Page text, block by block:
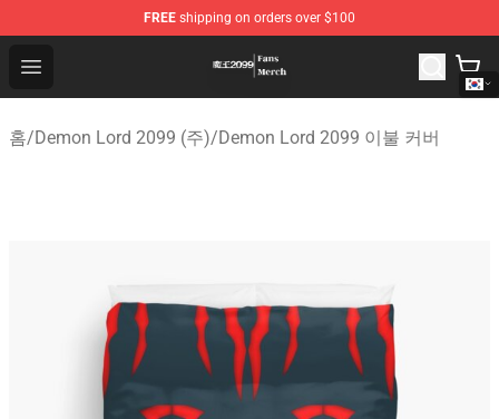
FREE shipping on orders over $100
Open menu
Demon Lord 2099 Store - Official Demon Lord 2099
홈/Demon Lord 2099 (주)/Demon Lord 2099 이불 커버